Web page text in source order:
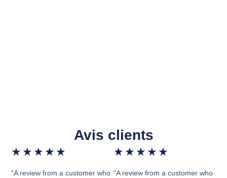
Avis clients
★ ★ ★ ★ ★
“A review from a customer who
★ ★ ★ ★ ★
“A review from a customer who